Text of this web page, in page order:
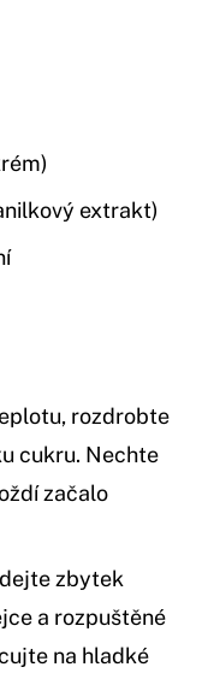
extrakt)
rozdrobte
cukru. Nechte
začalo
zbytek
a rozpuštěné
na hladké